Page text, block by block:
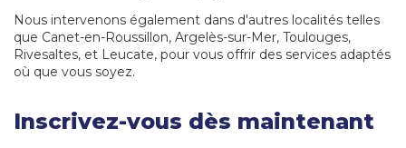
Nous intervenons également dans d'autres localités telles
que Canet-en-Roussillon, Argelès-sur-Mer, Toulouges,
Rivesaltes, et Leucate, pour vous offrir des services adaptés
où que vous soyez.
Inscrivez-vous dès maintenant